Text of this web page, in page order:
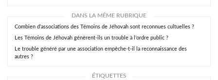
DANS LA MÊME RUBRIQUE
Combien d’associations des Témoins de Jéhovah sont reconnues cultuelles ?
Les Témoins de Jéhovah génèrent-ils un trouble à l’ordre public ?
Le trouble généré par une association empêche-t-il la reconnaissance des
autres ?
ÉTIQUETTES